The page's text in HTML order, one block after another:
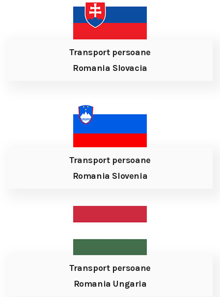
Transport persoane
Romania Slovacia
Transport persoane
Romania Slovenia
Transport persoane
Romania Ungaria